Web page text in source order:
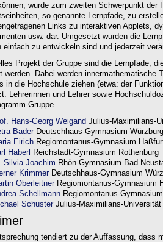
wurde zum zweiten Schwerpunkt
so genannte Lernpfade, zu
Links zu interaktiven Applets,
usw. dar. Umgesetzt wurden die
einfach zu entwickeln sind und jederzeit
Projekt der Gruppe sind die Lernpfade,
werden. Dabei werden innermathematische
in die Hochschule ziehen (etwa: der
Lehrerinnen und Lehrer sowie
Gruppe
Hans-Georg Weigand Julius-Maximilians-
Bader Deutschhaus-Gymnasium Würzburg
Eirich Regiomontanus-Gymnasium
Haberl
Reichstadt-Gymnasium Rothenburg
Silvia Joachim Rhön-Gymnasium Bad
Krimmer Deutschhaus-Gymnasium
Oberleitner Regiomontanus-Gymnasium
Schellmann Regiomontanus-
Schuster Julius-Maximilians-Universität
tendiert zu der Auffassung, dass